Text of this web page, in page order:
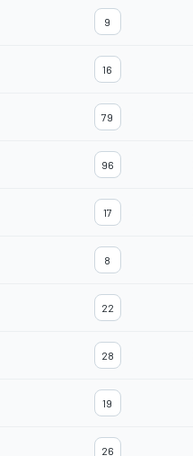
9
16
79
96
17
8
22
28
19
26